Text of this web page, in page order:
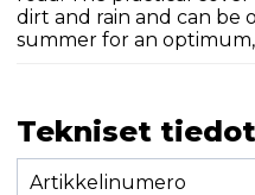
dirt and rain and can be
summer for an
Tekniset tiedot
Artikkelinumero